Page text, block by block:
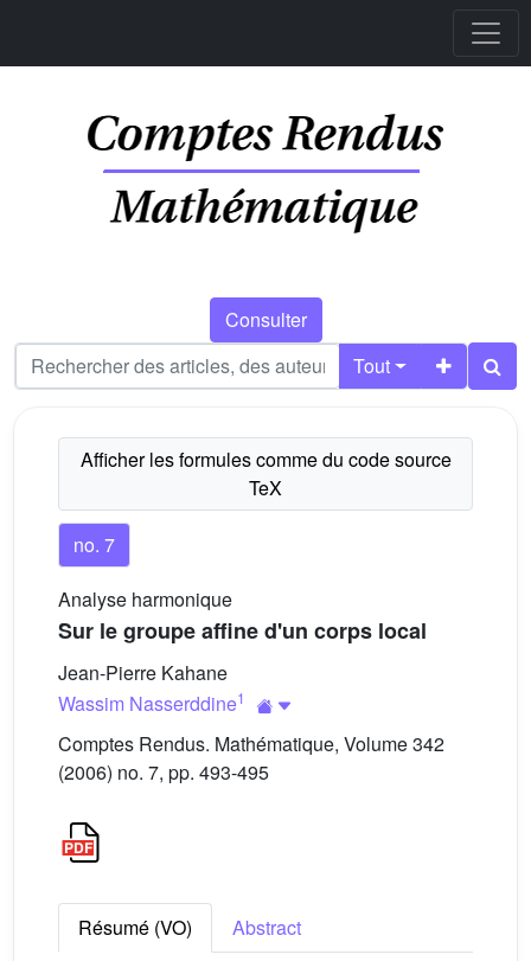
Consulter
Tout
no. 7
Analyse harmonique
Sur le groupe affine d'un corps local
Jean-Pierre Kahane
Wassim Nasserddine1
Comptes Rendus. Mathématique, Volume 342
(2006) no. 7, pp. 493-495
Résumé (VO)
Abstract